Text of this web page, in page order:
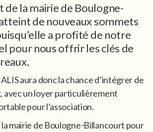
de la mairie de Boulogne-
de nouveaux sommets
a profité de notre
pour nous offrir les clés de
aura donc la chance d’intégrer de
avec un loyer particulièrement
pour l’association.
la mairie de Boulogne-Billancourt pour